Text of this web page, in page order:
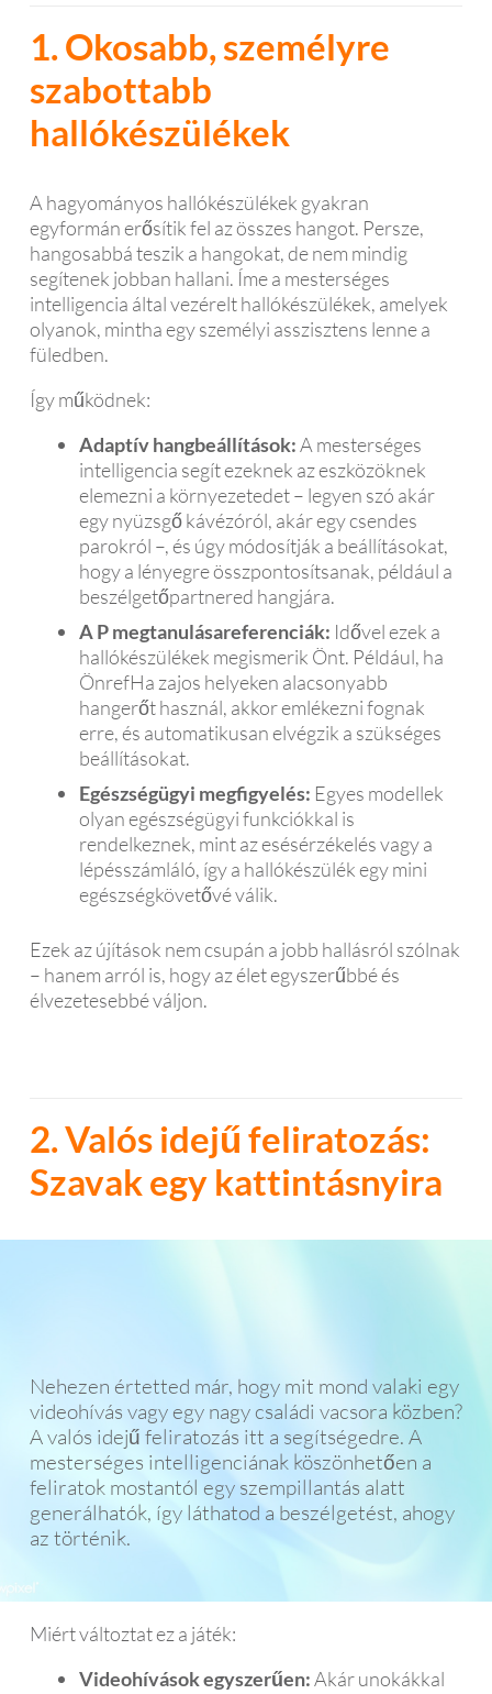
1. Okosabb, személyre
szabottabb
hallókészülékek
A hagyományos hallókészülékek gyakran
egyformán erősítik fel az összes hangot. Persze,
hangosabbá teszik a hangokat, de nem mindig
segítenek jobban hallani. Íme a mesterséges
intelligencia által vezérelt hallókészülékek, amelyek
olyanok, mintha egy személyi asszisztens lenne a
füledben.
Így működnek:
Adaptív hangbeállítások:A mesterséges
intelligencia segít ezeknek az eszközöknek
elemezni a környezetedet – legyen szó akár
egy nyüzsgő kávézóról, akár egy csendes
parokról –, és úgy módosítják a beállításokat,
hogy a lényegre összpontosítsanak, például a
beszélgetőpartnered hangjára.
A P megtanulásareferenciák: Idővel ezek a
hallókészülékek megismerik Önt. Például, ha
ÖnrefHa zajos helyeken alacsonyabb
hangerőt használ, akkor emlékezni fognak
erre, és automatikusan elvégzik a szükséges
beállításokat.
Egészségügyi megfigyelés: Egyes modellek
olyan egészségügyi funkciókkal is
rendelkeznek, mint az esésérzékelés vagy a
lépésszámláló, így a hallókészülék egy mini
egészségkövetővé válik.
Ezek az újítások nem csupán a jobb hallásról szólnak
– hanem arról is, hogy az élet egyszerűbbé és
élvezetesebbé váljon.
2. Valós idejű feliratozás:
Szavak egy kattintásnyira
Nehezen értetted már, hogy mit mond valaki egy
videohívás vagy egy nagy családi vacsora közben?
A valós idejű feliratozás itt a segítségedre. A
mesterséges intelligenciának köszönhetően a
feliratok mostantól egy szempillantás alatt
generálhatók, így láthatod a beszélgetést, ahogy
az történik.
Miért változtat ez a játék:
Videohívások egyszerűen:Akár unokákkal